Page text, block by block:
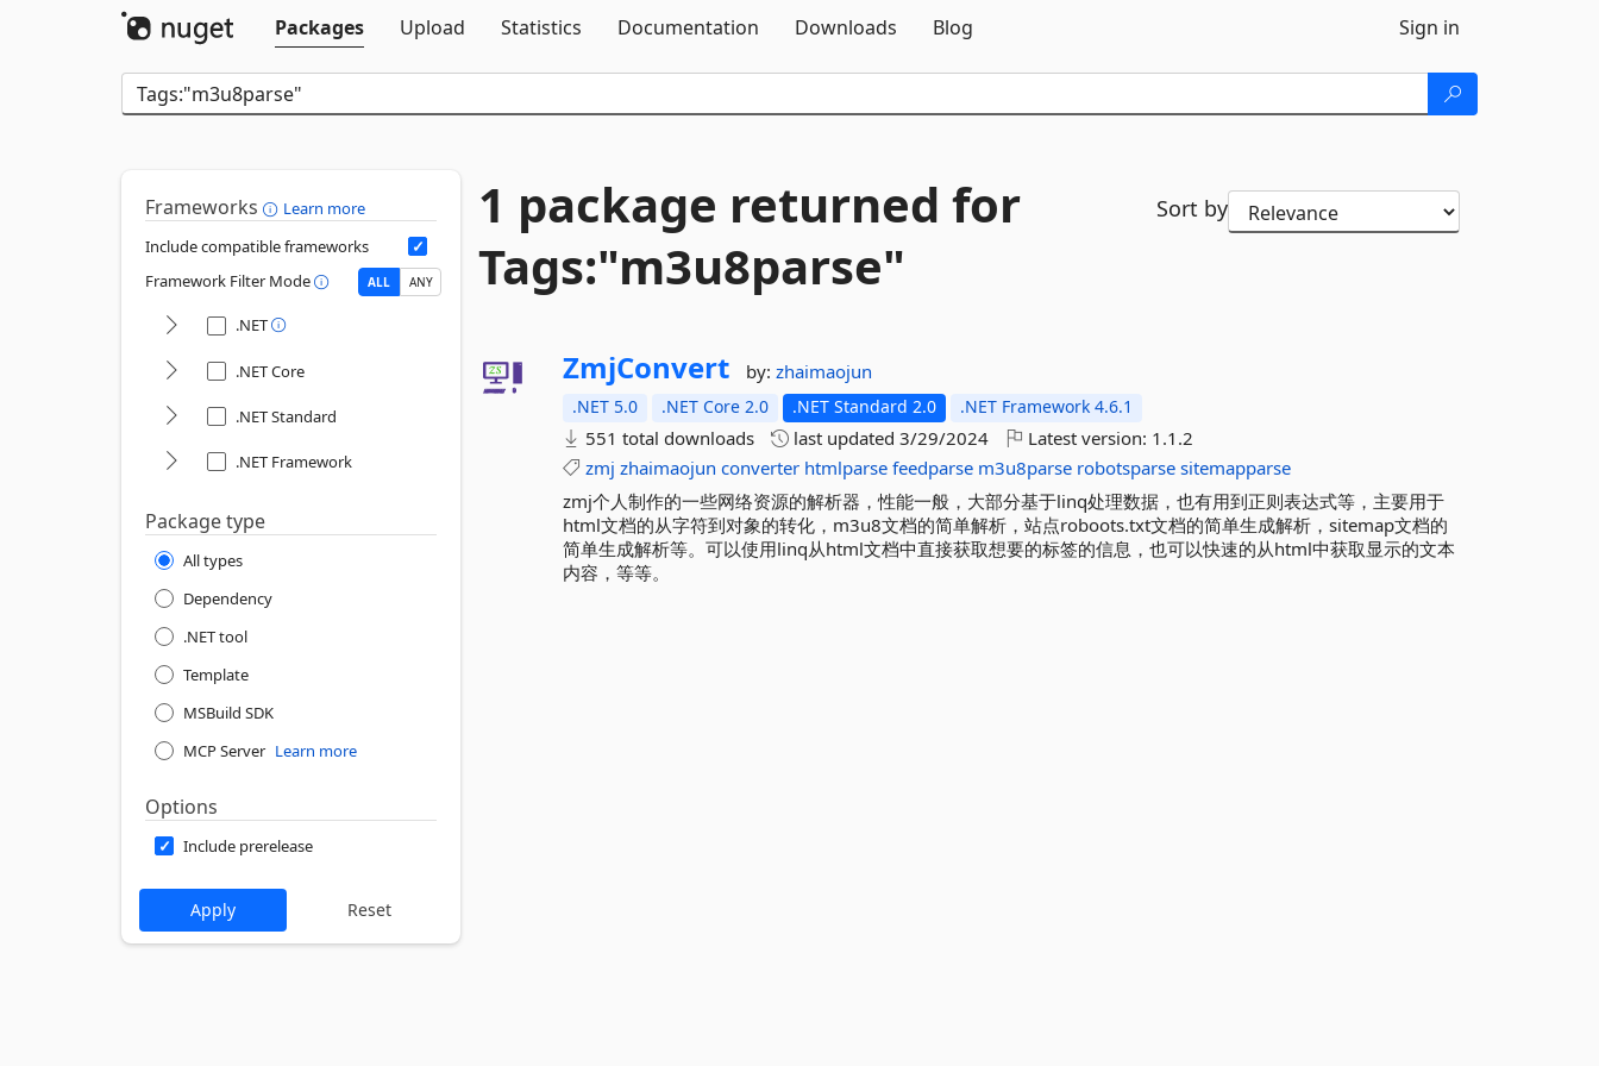
Packages
Upload Statistics Documentation Downloads Blog Sign in
Frameworks
Learn more
Include compatible frameworks
Framework Filter Mode
ALL ANY
.NET
.NET Core
.NET Standard
.NET Framework
Package type
All types
Dependency
.NET tool
Template
MSBuild SDK
MCP Server Learn more
Options
Include prerelease
1 package returned for
Tags:"m3u8parse"
Sort by
ZmjConvert by:zhaimaojun
.NET 5.0 .NET Core 2.0 .NET Standard 2.0 .NET Framework 4.6.1
551 total downloads last updated3/29/2024 Latest version: 1.1.2
zmj zhaimaojun converter htmlparse feedparse m3u8parse robotsparse sitemapparse
zmj个人制作的一些网络资源的解析器，性能一般，大部分基于linq处理数据，也有用到正则表达式等，主要用于
html文档的从字符到对象的转化，m3u8文档的简单解析，站点roboots.txt文档的简单生成解析，sitemap文档的
简单生成解析等。可以使用linq从html文档中直接获取想要的标签的信息，也可以快速的从html中获取显示的文本
内容，等等。